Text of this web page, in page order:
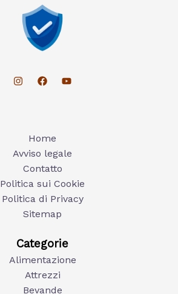
Home
Avviso legale
Contatto
Politica sui Cookie
Politica di Privacy
Sitemap
Categorie
Alimentazione
Attrezzi
Bevande